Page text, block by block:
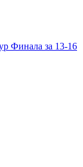
Финала за 13-16